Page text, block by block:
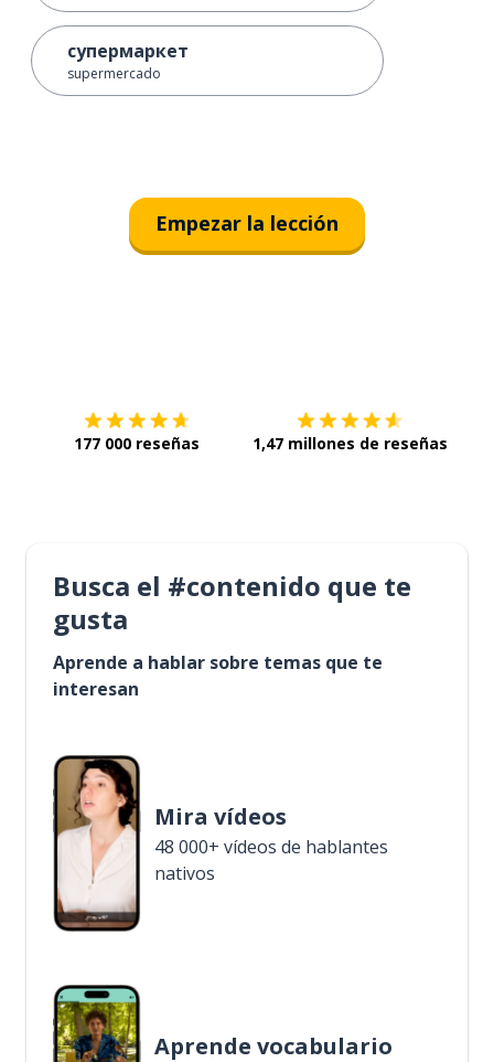
супермаркет
supermercado
Empezar la lección
177 000 reseñas 1,47 millones de reseñas
Busca el #contenido que te
gusta
Aprende a hablar sobre temas que te
interesan
Mira vídeos
48 000+ vídeos de hablantes
nativos
Aprende vocabulario